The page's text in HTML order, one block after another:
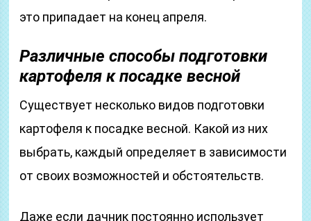
это припадает на конец апреля.
Различные способы подготовки
картофеля к посадке весной
Существует несколько видов подготовки
картофеля к посадке весной. Какой из них
выбрать, каждый определяет в зависимости
от своих возможностей и обстоятельств.
Даже если дачник постоянно использует